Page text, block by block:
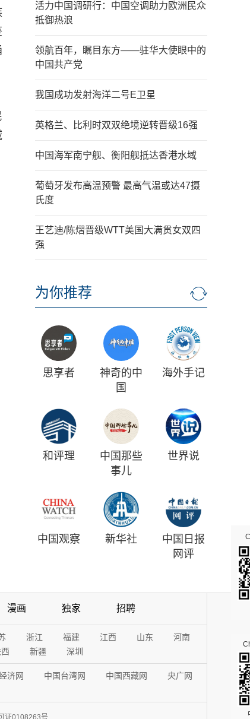
活力中国调研行：中国空调助力欧洲民众
抵御热浪
领航百年，瞩目东方——驻华大使眼中的
中国共产党
我国成功发射海洋二号E卫星
英格兰、比利时双双绝境逆转晋级16强
中国海军南宁舰、衡阳舰抵达香港水域
葡萄牙发布高温预警 最高气温或达47摄
氏度
王艺迪/陈熠晋级WTT美国大满贯女双四
强
为你推荐
思享者
神奇的中
国
海外手记
和评理
中国那些
事儿
世界说
中国观察 新华社
中国日报
网评
漫画 独家 招聘
浙江 福建 江西 山东
河南
新疆 深圳
济网 中国台湾网 中国西藏网
央广网
证0108263号